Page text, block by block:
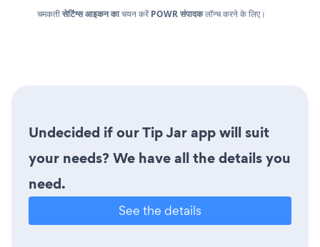
चमकतीसेटिंग्स आइकन काचयन करेंPOWR संपादकलॉन्च करने के लिए।
Undecided if our Tip Jar app will suit
your needs? We have all the details you
need.
See the details